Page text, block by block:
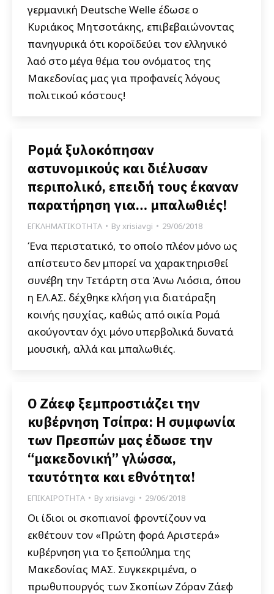
γερμανική Deutsche Welle έδωσε ο
Κυριάκος Μητσοτάκης, επιβεβαιώνοντας
πανηγυρικά ότι κοροϊδεύει τον ελληνικό
λαό στο μέγα θέμα του ονόματος της
Μακεδονίας μας για προφανείς λόγους
πολιτικού κόστους!
Ρομά ξυλοκόπησαν
αστυνομικούς και διέλυσαν
περιπολικό, επειδή τους έκαναν
παρατήρηση για… μπαλωθιές!
ΕΓΚΛΗΜΑΤΙΚΟΤΗΤΑ Byxrisiavgi 29/06/2018
Ένα περιστατικό, το οποίο πλέον μόνο ως
απίστευτο δεν μπορεί να χαρακτηρισθεί
συνέβη την Τετάρτη στα Άνω Λιόσια, όπου
η ΕΛ.ΑΣ. δέχθηκε κλήση για διατάραξη
κοινής ησυχίας, καθώς από οικία Ρομά
ακούγονταν όχι μόνο υπερβολικά δυνατά
μουσική, αλλά και μπαλωθιές.
Ο Ζάεφ ξεμπροστιάζει την
κυβέρνηση Τσίπρα: Η συμφωνία
των Πρεσπών μας έδωσε την
“μακεδονική” γλώσσα,
ταυτότητα και εθνότητα!
ΕΠΙΚΑΙΡΟΤΗΤΑ Byxrisiavgi 29/06/2018
Οι ίδιοι οι σκοπιανοί φροντίζουν να
εκθέτουν τον «Πρώτη φορά Αριστερά»
κυβέρνηση για το ξεπούλημα της
Μακεδονίας ΜΑΣ. Συγκεκριμένα, ο
πρωθυπουργός των Σκοπίων Ζόραν Ζάεφ